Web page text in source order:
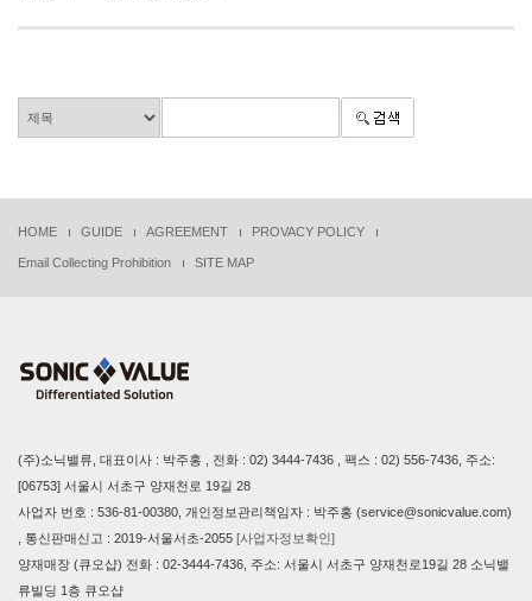
HOME GUIDE AGREEMENT PROVACY POLICY
Email Collecting Prohibition SITE MAP
(주)소닉밸류, 대표이사 : 박주홍 , 전화 : 02) 3444-7436 , 팩스 : 02) 556-7436, 주소:
[06753] 서울시 서초구 양재천로 19길 28
사업자 번호 : 536-81-00380, 개인정보관리책임자 : 박주홍 (service@sonicvalue.com)
, 통신판매신고 : 2019-서울서초-2055 [사업자정보확인]
양재매장 (큐오샵) 전화 : 02-3444-7436, 주소: 서울시 서초구 양재천로19길 28 소닉밸
류빌딩 1층 큐오샵